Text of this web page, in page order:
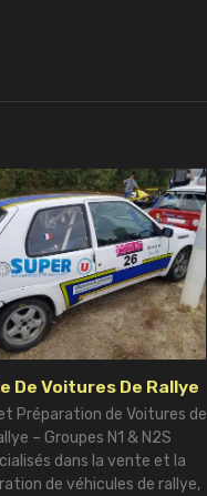
De Voitures De Rallye
Préparation de Voitures de
– Groupes N1 & N2S
dans la vente et la
de véhicules de rallye,